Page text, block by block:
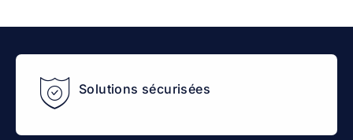
Solutions sécurisées